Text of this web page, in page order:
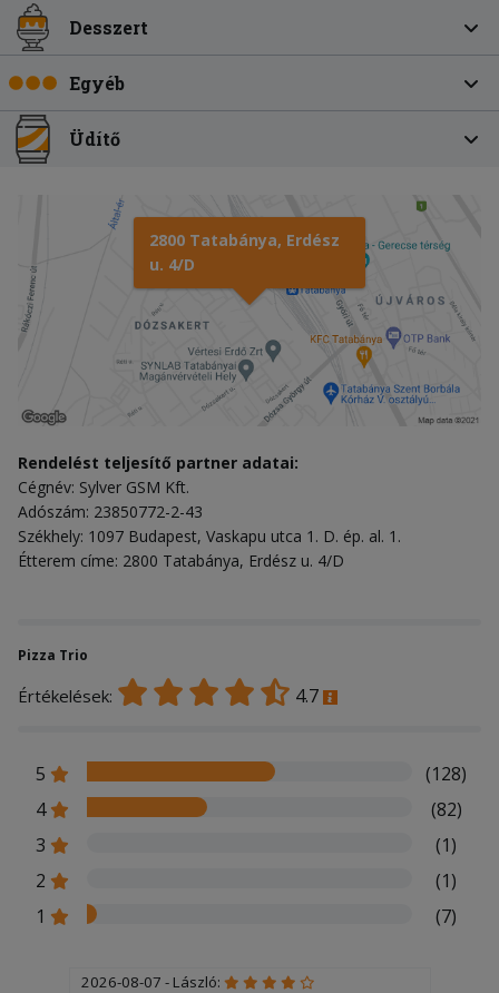
Desszert
Egyéb
Üdítő
2800 Tatabánya, Erdész
u. 4/D
Rendelést teljesítő partner adatai:
Cégnév: Sylver GSM Kft.
Adószám: 23850772-2-43
Székhely: 1097 Budapest, Vaskapu utca 1. D. ép. al. 1.
Étterem címe: 2800 Tatabánya, Erdész u. 4/D
Pizza Trio
Értékelések: 4.7
5
(128)
4
(82)
3
(1)
2
(1)
1
(7)
2026-08-07 - László: